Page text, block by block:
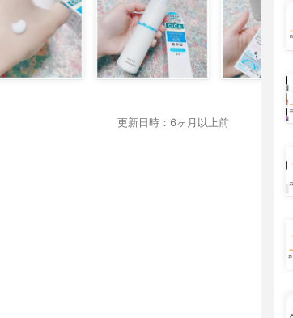
更新日時：6ヶ月以上前